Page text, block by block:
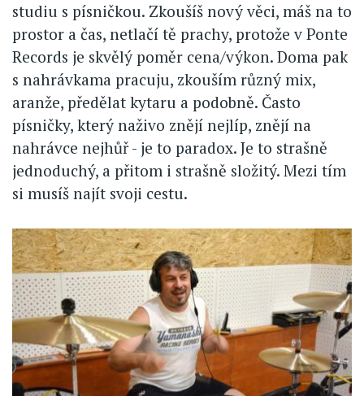
studiu s písničkou. Zkoušíš nový věci, máš na to
prostor a čas, netlačí tě prachy, protože v Ponte
Records je skvělý poměr cena/výkon. Doma pak
s nahrávkama pracuju, zkouším různý mix,
aranže, předělat kytaru a podobně. Často
písničky, který naživo znějí nejlíp, znějí na
nahrávce nejhůř - je to paradox. Je to strašně
jednoduchý, a přitom i strašně složitý. Mezi tím
si musíš najít svoji cestu.